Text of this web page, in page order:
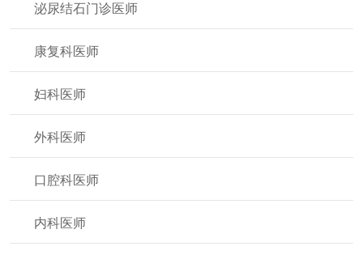
泌尿结石门诊医师
康复科医师
妇科医师
外科医师
口腔科医师
内科医师